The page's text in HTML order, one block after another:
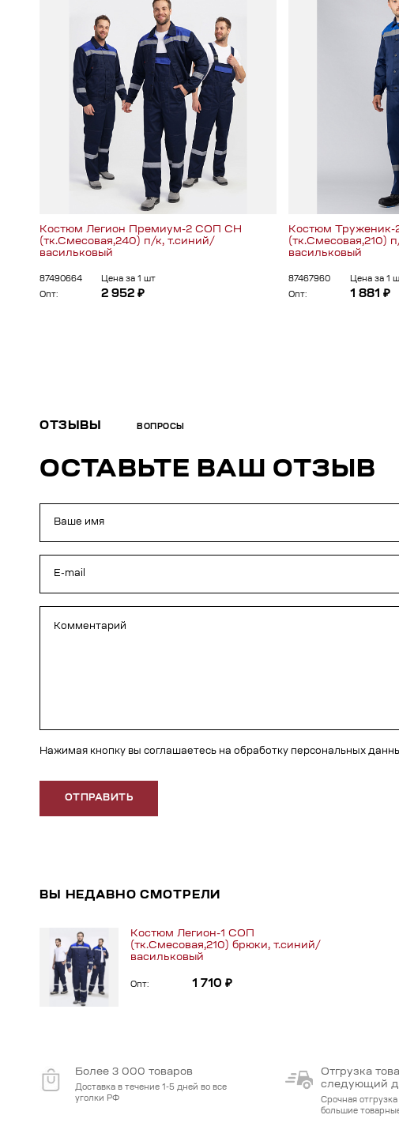
Костюм Легион Премиум-2 СОП CH
(тк.Смесовая,240) п/к, т.синий/
васильковый
87490664
Цена за 1 шт
Опт:
2 952 ₽
Костюм
(тк.Смесовая,210)
васильковый
87467960
Цена за 1
Опт:
1 881 ₽
ОТЗЫВЫ ВОПРОСЫ
ОСТАВЬТЕ ВАШ ОТЗЫВ
Нажимая кнопку вы соглашаетесь на обработку персональных
ОТПРАВИТЬ
ВЫ НЕДАВНО СМОТРЕЛИ
Костюм Легион-1 СОП
(тк.Смесовая,210) брюки, т.синий/
васильковый
Опт: 1 710 ₽
Более 3 000 товаров
Доставка в течение 1-5 дней во все
уголки РФ
Отгрузка
следующий
Срочная
большие